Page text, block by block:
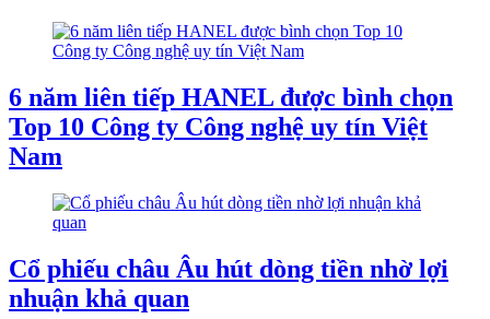
6 năm liên tiếp HANEL được bình chọn
Top 10 Công ty Công nghệ uy tín Việt
Nam
Cổ phiếu châu Âu hút dòng tiền nhờ lợi
nhuận khả quan